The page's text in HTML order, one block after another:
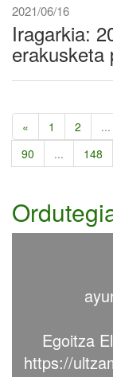
2021/06/16
Iragarkia:
erakusketa
« 1 2 ...
90
... 148
Egoitza
https://